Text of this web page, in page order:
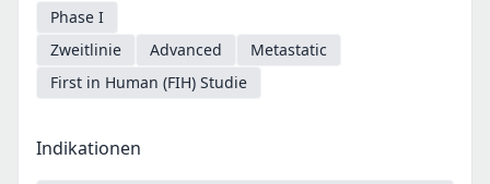
Phase I
Zweitlinie
Advanced
Metastatic
First in Human (FIH) Studie
Indikationen